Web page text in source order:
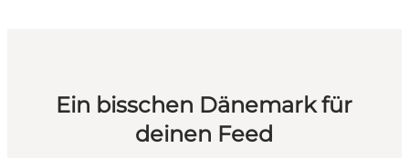
Ein bisschen Dänemark für
deinen Feed